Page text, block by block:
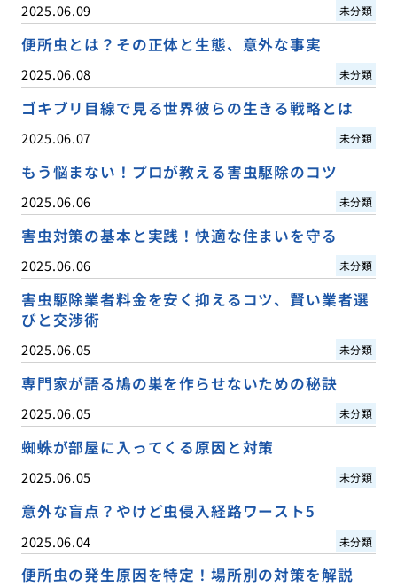
2025.06.09 未分類
便所虫とは？その正体と生態、意外な事実
2025.06.08 未分類
ゴキブリ目線で見る世界彼らの生きる戦略とは
2025.06.07 未分類
もう悩まない！プロが教える害虫駆除のコツ
2025.06.06 未分類
害虫対策の基本と実践！快適な住まいを守る
2025.06.06 未分類
害虫駆除業者料金を安く抑えるコツ、賢い業者選
びと交渉術
2025.06.05 未分類
専門家が語る鳩の巣を作らせないための秘訣
2025.06.05 未分類
蜘蛛が部屋に入ってくる原因と対策
2025.06.05 未分類
意外な盲点？やけど虫侵入経路ワースト5
2025.06.04 未分類
便所虫の発生原因を特定！場所別の対策を解説